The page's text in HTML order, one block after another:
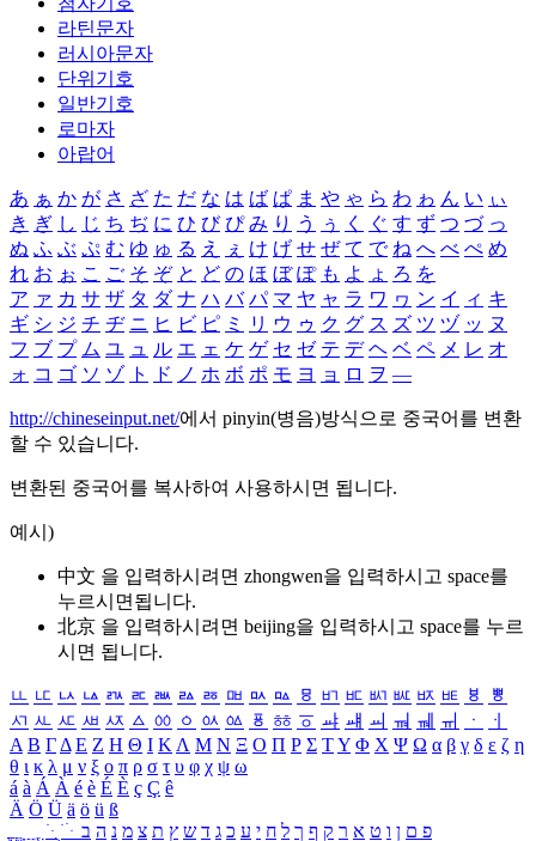
라틴문자
러시아문자
단위기호
일반기호
로마자
아랍어
あ ぁ か が さ ざ た だ な は ば ぱ ま や ゃ ら わ ゎ ん い ぃ
き ぎ し じ ち ぢ に ひ び ぴ み り う ぅ く ぐ す ず つ づ っ
ぬ ふ ぶ ぷ む ゆ ゅ る え ぇ け げ せ ぜ て で ね へ べ ぺ め
れ お ぉ こ ご そ ぞ と ど の ほ ぼ ぽ も よ ょ ろ を
ア ァ カ サ ザ タ ダ ナ ハ バ パ マ ヤ ャ ラ ワ ヮ ン イ ィ キ
ギ シ ジ チ ヂ ニ ヒ ビ ピ ミ リ ウ ゥ ク グ ス ズ ツ ヅ ッ ヌ
フ ブ プ ム ユ ュ ル エ ェ ケ ゲ セ ゼ テ デ ヘ ベ ペ メ レ オ
ォ コ ゴ ソ ゾ ト ド ノ ホ ボ ポ モ ヨ ョ ロ ヲ ―
http://chineseinput.net/에서 pinyin(병음)방식으로 중국어를 변환
할 수 있습니다.
변환된 중국어를 복사하여 사용하시면 됩니다.
예시)
中文 을 입력하시려면 zhongwen을 입력하시고 space를
누르시면됩니다.
北京 을 입력하시려면 beijing을 입력하시고 space를 누르
시면 됩니다.
ㅥ ㅦ ㅧ ㅨ ㅩ ㅪ ㅫ ㅬ ㅭ ㅮ ㅯ ㅰ ㅱ ㅲ ㅳ ㅴ ㅵ ㅶ ㅷ ㅸ
ㅹ
ㅺ ㅻ ㅼ ㅽ ㅾ ㅿ ㆀ ㆁ ㆂ ㆃ ㆄ ㆅ ㆆ ㆇ ㆈ ㆉ ㆊ ㆋ ㆌ ㆍ
ㆎ
Α Β ΓΔ Ε Ζ Η Θ Ι ΚΛ Μ Ν Ξ Ο Π Ρ Σ ΤΥ Φ Χ Ψ Ω α β γ δ ε ζ η
θ ι κ λ μ ν ξ ο π ρ σ τ υ φ χ ψ ω
á à Á À é è É È ç Ç ê
Ä Ö Ü ä ö ü ß
ִֶֹ ֻּ ׁׂ פ ם ן ו ט א ר ק ף ך ל ח י ע כ ג ד ש ץ ת צ מ נ ה ב